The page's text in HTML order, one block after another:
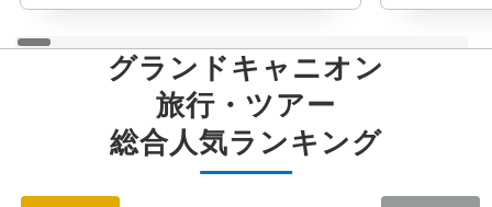
シカゴ
ジャクソン(ワイオミング)
フレズノ
グランドキャニオン
旅行・ツアー
総合人気ランキング